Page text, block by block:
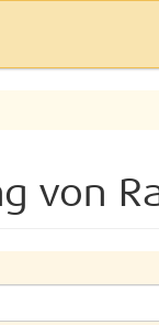
von